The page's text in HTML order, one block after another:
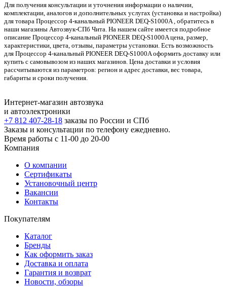
Для получения консультации и уточнения информации о наличии,
комплектации, аналогов и дополнительных услугах (установка и настройка)
для товара Процессор 4-канальный PIONEER DEQ-S1000A , обратитесь в
наши магазины Автозвук-СПб Чита. На нашем сайте имеется подробное
описание Процессор 4-канальный PIONEER DEQ-S1000A цена, размер,
характеристики, цвета, отзывы, параметры установки. Есть возможность
для Процессор 4-канальный PIONEER DEQ-S1000A оформить доставку или
купить с самовывозом из наших магазинов. Цена доставки и условия
рассчитываются из параметров: регион и адрес доставки, вес товара,
габариты и сроки получения.
Интернет-магазин автозвука
и автоэлектроники
+7 812 407-28-18 заказы по России и СПб
Заказы и консультации по телефону ежедневно.
Время работы с 11-00 до 20-00
Компания
О компании
Сертификаты
Установочный центр
Вакансии
Контакты
Покупателям
Каталог
Бренды
Как оформить заказ
Доставка и оплата
Гарантия и возврат
Новости, обзоры